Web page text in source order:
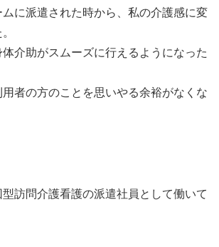
に派遣された時から、私の介護感に変
介助がスムーズに行えるようになった
者の方のことを思いやる余裕がなくな
訪問介護看護の派遣社員として働いて